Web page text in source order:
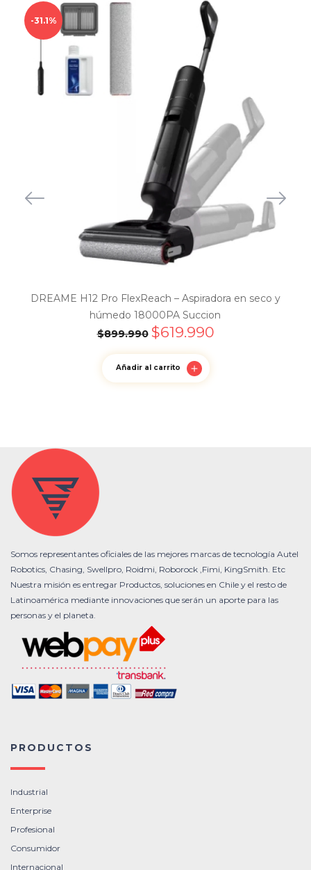
31.1%
DREAME H12 Pro FlexReach – Aspiradora en seco y
húmedo 18000PA Succion
$899.990 $619.990
Añadir al carrito
Somos representantes oficiales de las mejores marcas de tecnología Autel
Robotics, Chasing, Swellpro, Roidmi, Roborock ,Fimi, KingSmith. Etc
Nuestra misión es entregar Productos, soluciones en Chile y el resto de
Latinoamérica mediante innovaciones que serán un aporte para las
personas y el planeta.
PRODUCTOS
Industrial
Enterprise
Profesional
Consumidor
Internacional